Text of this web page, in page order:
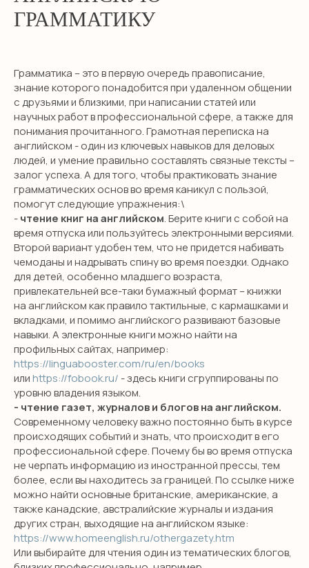
ГРАММАТИКУ
Грамматика – это в первую очередь правописание,
знание которого понадобится при удаленном общении
с друзьями и близкими, при написании статей или
научных работ в профессиональной сфере, а также для
понимания прочитанного. Грамотная переписка на
английском - один из ключевых навыков для деловых
людей, и умение правильно составлять связные тексты –
залог успеха. А для того, чтобы практиковать знание
грамматических основ во время каникул с пользой,
помогут следующие упражнения:\
-чтение книг на английском. Берите книги с собой на
время отпуска или пользуйтесь электронными версиями.
Второй вариант удобен тем, что не придется набивать
чемоданы и надрывать спину во время поездки. Однако
для детей, особенно младшего возраста,
привлекательней все-таки бумажный формат – книжки
на английском как правило тактильные, с кармашками и
вкладками, и помимо английского развивают базовые
навыки. А электронные книги можно найти на
профильных сайтах, например:
https://linguabooster.com/ru/en/books
илиhttps://fobook.ru/ - здесь книги сгруппированы по
уровню владения языком.
- чтение газет, журналов и блогов на английском.
Современному человеку важно постоянно быть в курсе
происходящих событий и знать, что происходит в его
профессиональной сфере. Почему бы во время отпуска
не черпать информацию из иностранной прессы, тем
более, если вы находитесь за границей. По ссылке ниже
можно найти основные британские, американские, а
также канадские, австралийские журналы и издания
других стран, выходящие на английском языке:
https://www.homeenglish.ru/othergazety.htm
Или выбирайте для чтения один из тематических блогов,
НЕТ ВРЕМЕНИ
РАЗБИРАТЬСЯ?
Оставьте заявку и мы свяжемся с
вами в течение 10 минут
+7
Я даю согласие на обработку персональных данных
в соответствии сполитикой конфиденциальности
ОТПРАВИТЬ